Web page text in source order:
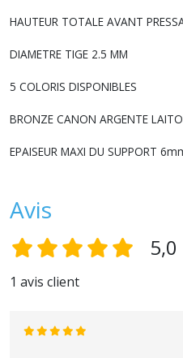
HAUTEUR TOTALE AVANT
DIAMETRE TIGE 2.5 MM
5 COLORIS DISPONIBLES
BRONZE CANON ARGENTE
EPAISEUR MAXI DU SUPPORT
Avis
5,0
1 avis client